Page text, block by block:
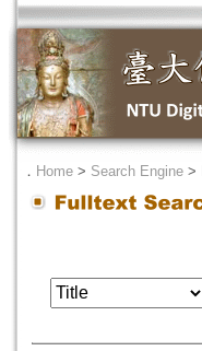
． Home > Search Engine >